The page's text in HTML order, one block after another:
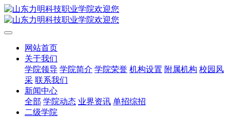
网站首页
关于我们
学院领导 学院简介 学院荣誉 机构设置 附属机构 校园风
采 联系我们
新闻中心
全部 学院动态 业界资讯 单招综招
二级学院